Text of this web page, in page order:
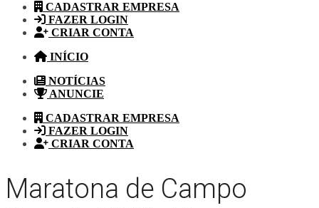
CADASTRAR EMPRESA
FAZER LOGIN
CRIAR CONTA
INÍCIO
NOTÍCIAS
ANUNCIE
CADASTRAR EMPRESA
FAZER LOGIN
CRIAR CONTA
Maratona de Campo